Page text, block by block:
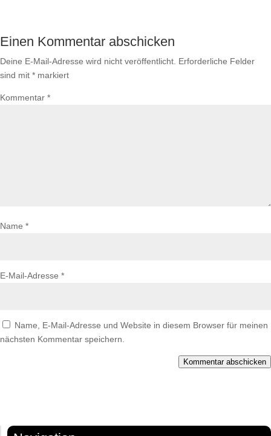
Einen Kommentar abschicken
Deine E-Mail-Adresse wird nicht veröffentlicht. Erforderliche Felder
sind mit * markiert
Kommentar *
Name *
E-Mail-Adresse *
Name, E-Mail-Adresse und Website in diesem Browser für meinen
nächsten Kommentar speichern.
Kommentar abschicken